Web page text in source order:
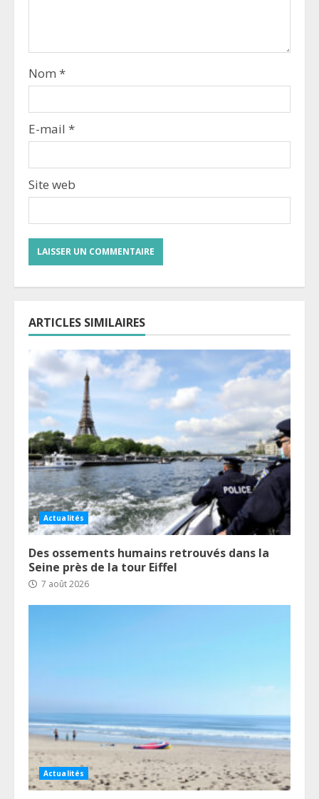
Nom *
E-mail *
Site web
ARTICLES SIMILAIRES
Actualités
Des ossements humains retrouvés dans la
Seine près de la tour Eiffel
7 août 2026
Actualités